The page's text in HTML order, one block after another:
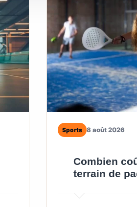
Sports 8 août 2026
Combien
terrain de